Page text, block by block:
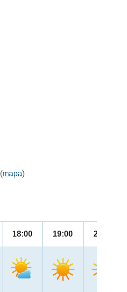
(mapa)
18:00 19:00 20:00